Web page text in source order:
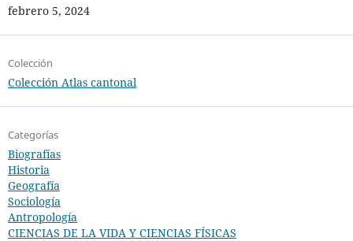
febrero 5, 2024
Colección
Colección Atlas cantonal
Categorías
Biografías
Historia
Geografía
Sociología
Antropología
CIENCIAS DE LA VIDA Y CIENCIAS FÍSICAS